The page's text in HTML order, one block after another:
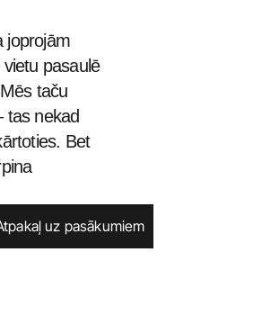
joprojām
pasaulē
taču
tas nekad
Bet
uz pasākumiem